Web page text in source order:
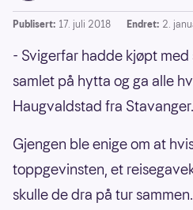
Publisert: 17. juli 2018 Endret: 2.
- Svigerfar hadde kjøpt
samlet på hytta og ga alle
Haugvaldstad fra Stavanger.
Gjengen ble enige om at
toppgevinsten, et
skulle de dra på tur sammen.